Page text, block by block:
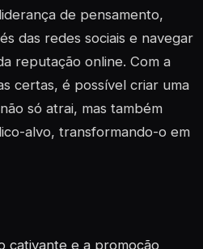
de pensamento,
das redes sociais e navegar
reputação online. Com a
certas, é possível criar uma
só atrai, mas também
alvo, transformando-o em
cativante e a promoção